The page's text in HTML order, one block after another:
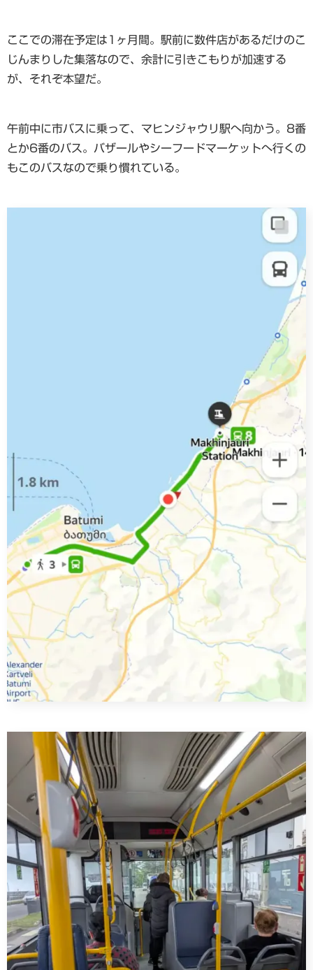
ここでの滞在予定は1ヶ月間。駅前に数件店があるだけのこ
じんまりした集落なので、余計に引きこもりが加速する
が、それぞ本望だ。
午前中に市バスに乗って、マヒンジャウリ駅へ向かう。8番
とか6番のバス。バザールやシーフードマーケットへ行くの
もこのバスなので乗り慣れている。